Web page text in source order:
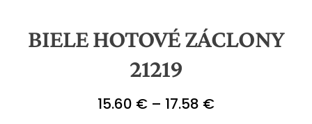
BIELE HOTOVÉ ZÁCLONY
21219
15.60 € – 17.58 €Price